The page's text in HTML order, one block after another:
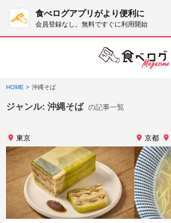
食べログアプリがより便利に
会員登録なし。無料ですぐに利用開始
HOME 沖縄そば
ジャンル: 沖縄そば の記事一覧
東京 京都